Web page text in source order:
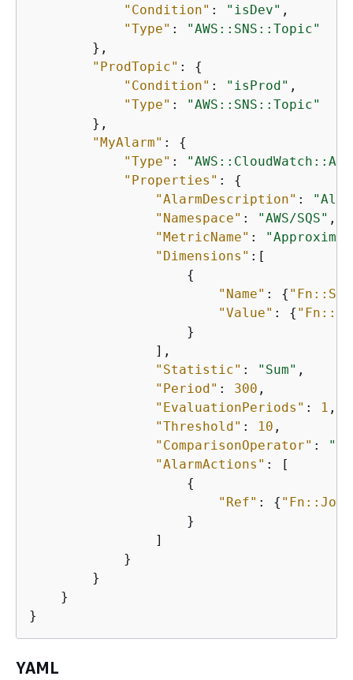
"Condition" : "isDev" ,
"Type" :
"AWS::SNS::Topic"
        },
"ProdTopic" : {
"Condition" : "isProd" ,
"Type" :
"AWS::SNS::Topic"
        },
"MyAlarm" : {
"Type" :
"Properties" : {
"AlarmDescription" :
"Namespace" : "AWS/SQS" ,
"MetricName" :
"Dimensions" :[
{
"Name" : {
"Value" : {
                    }
                ],
"Statistic" : "Sum" ,
"Period" : 300 ,
"EvaluationPeriods" : 1 ,
"Threshold" : 10 ,
"ComparisonOperator" :
"AlarmActions" : [
{
"Ref" : {
                    }
                ]
            }
        }
    }
}
YAML